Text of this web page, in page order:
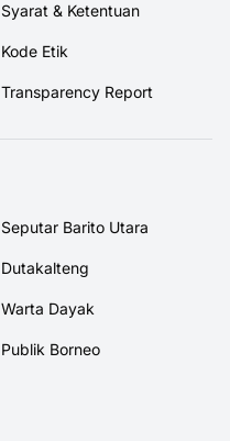
Syarat & Ketentuan
Kode Etik
Transparency Report
Seputar Barito Utara
Dutakalteng
Warta Dayak
Publik Borneo